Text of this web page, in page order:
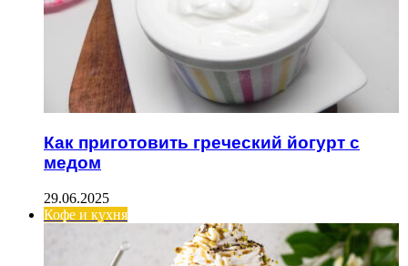
Как приготовить греческий йогурт с
медом
29.06.2025
Кофе и кухня